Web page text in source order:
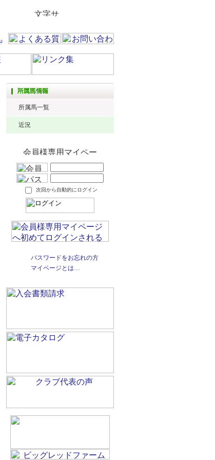
所属馬一覧
近況
次回から自動的にログイン
パスワードをお忘れの方
マイページとは…